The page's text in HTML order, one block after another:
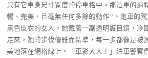
只有它車身尺寸寬度的停車格中。那泊車的過
暢、完美，且毫無任何多餘的動作**。跑車的
黑色皮衣的女人，她戴著一副透明護目鏡，冷
走來。她的步伐優雅而精準，每一步都像是被
美地落在網格線上。「車影大人！」泊車警察